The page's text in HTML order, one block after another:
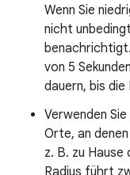
Wenn Sie
nicht
von 5
dauern, bis
Verwenden
Orte, an
z. B. zu
Radius führt